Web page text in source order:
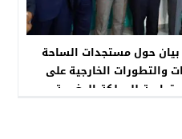
بيان حول مستجدات الساحة
والتطورات الخارجية على
للمملكة المغربية